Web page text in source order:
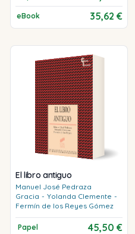
eBook 35,62 €
El libro antiguo
Manuel José Pedraza
Gracia - Yolanda Clemente -
Fermín de los Reyes Gómez
Papel 45,50 €